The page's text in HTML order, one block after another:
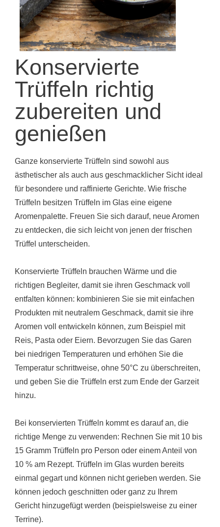
Konservierte
Trüffeln richtig
zubereiten und
genießen
ästhetischer als auch aus geschmacklicher Sicht ideal
für besondere und raffinierte Gerichte. Wie frische
Trüffeln besitzen Trüffeln im Glas eine eigene
Aromenpalette. Freuen Sie sich darauf, neue Aromen
zu entdecken, die sich leicht von jenen der frischen
Trüffel unterscheiden.
richtigen Begleiter, damit sie ihren Geschmack voll
entfalten können: kombinieren Sie sie mit einfachen
Produkten mit neutralem Geschmack, damit sie ihre
Aromen voll entwickeln können, zum Beispiel mit
Reis, Pasta oder Eiern. Bevorzugen Sie das Garen
bei niedrigen Temperaturen und erhöhen Sie die
Temperatur schrittweise, ohne 50°C zu überschreiten,
und geben Sie die Trüffeln erst zum Ende der Garzeit
hinzu.
richtige Menge zu verwenden: Rechnen Sie mit 10 bis
15 Gramm Trüffeln pro Person oder einem Anteil von
10 % am Rezept. Trüffeln im Glas wurden bereits
einmal gegart und können nicht gerieben werden. Sie
können jedoch geschnitten oder ganz zu Ihrem
Gericht hinzugefügt werden (beispielsweise zu einer
Terrine).